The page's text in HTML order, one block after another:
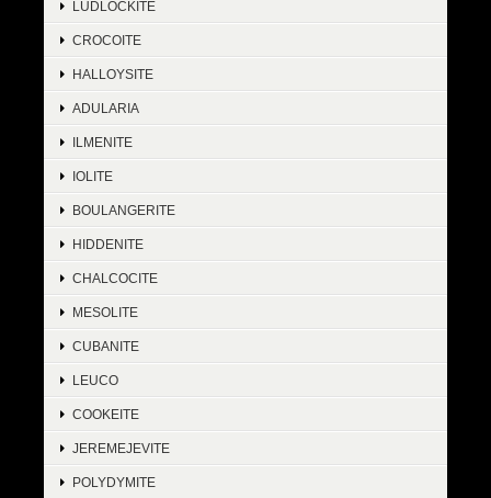
LUDLOCKITE
CROCOITE
HALLOYSITE
ADULARIA
ILMENITE
IOLITE
BOULANGERITE
HIDDENITE
CHALCOCITE
MESOLITE
CUBANITE
LEUCO
COOKEITE
JEREMEJEVITE
POLYDYMITE